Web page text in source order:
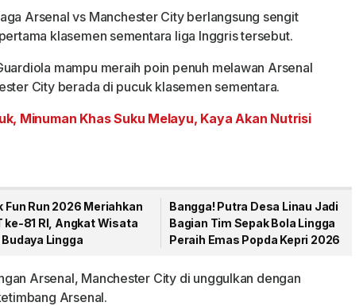
Arsenal vs Manchester City berlangsung sengit
klasemen sementara liga Inggris tersebut.
mampu meraih poin penuh melawan Arsenal
City berada di pucuk klasemen sementara.
Minuman Khas Suku Melayu, Kaya Akan Nutrisi
Fun Run 2026 Meriahkan
ke-81 RI, Angkat Wisata
Budaya Lingga
Bangga! Putra Desa Linau Jadi
Bagian Tim Sepak Bola Lingga
Peraih Emas Popda Kepri 2026
Arsenal, Manchester City di unggulkan dengan
Arsenal.